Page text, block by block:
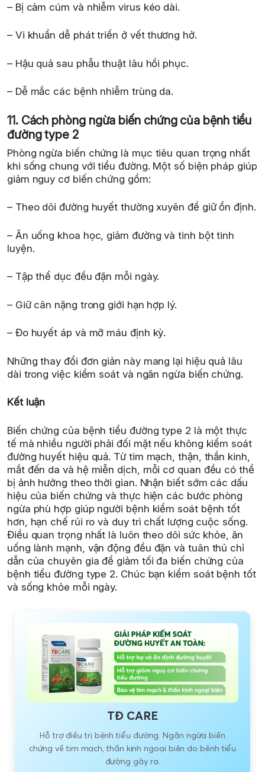
– Bị cảm cúm và nhiễm virus kéo dài.
– Vi khuẩn dễ phát triển ở vết thương hở.
– Hậu quả sau phẫu thuật lâu hồi phục.
– Dễ mắc các bệnh nhiễm trùng da.
11. Cách phòng ngừa biến chứng của bệnh tiểu
đường type 2
Phòng ngừa biến chứng là mục tiêu quan trọng nhất
khi sống chung với tiểu đường. Một số biện pháp giúp
giảm nguy cơ biến chứng gồm:
– Theo dõi đường huyết thường xuyên để giữ ổn định.
– Ăn uống khoa học, giảm đường và tinh bột tinh
luyện.
– Tập thể dục đều đặn mỗi ngày.
– Giữ cân nặng trong giới hạn hợp lý.
– Đo huyết áp và mỡ máu định kỳ.
Những thay đổi đơn giản này mang lại hiệu quả lâu
dài trong việc kiểm soát và ngăn ngừa biến chứng.
Kết luận
Biến chứng của bệnh tiểu đường type 2 là một thực
tế mà nhiều người phải đối mặt nếu không kiểm soát
đường huyết hiệu quả. Từ tim mạch, thận, thần kinh,
mắt đến da và hệ miễn dịch, mỗi cơ quan đều có thể
bị ảnh hưởng theo thời gian. Nhận biết sớm các dấu
hiệu của biến chứng và thực hiện các bước phòng
ngừa phù hợp giúp người bệnh kiểm soát bệnh tốt
hơn, hạn chế rủi ro và duy trì chất lượng cuộc sống.
Điều quan trọng nhất là luôn theo dõi sức khỏe, ăn
uống lành mạnh, vận động đều đặn và tuân thủ chỉ
dẫn của chuyên gia để giảm tối đa biến chứng của
bệnh tiểu đường type 2. Chúc bạn kiểm soát bệnh tốt
và sống khỏe mỗi ngày.
TĐ CARE
Hỗ trợ điều trị bệnh tiểu đường. Ngăn ngừa biến
chứng về tim mạch, thần kinh ngoại biên do bệnh tiểu
đường gây ra.